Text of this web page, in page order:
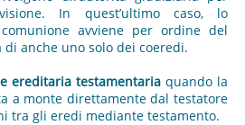
In quest’ultimo caso, lo
avviene per ordine del
anche uno solo dei coeredi.
ereditaria testamentariaquando la
a monte direttamente dal testatore
tra gli eredi mediante testamento.